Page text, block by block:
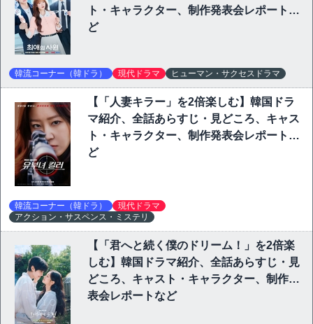
ト・キャラクター、制作発表会レポートな
ど
韓流コーナー（韓ドラ） 現代ドラマ ヒューマン・サクセスドラマ
【「人妻キラー」を2倍楽しむ】韓国ドラ
マ紹介、全話あらすじ・見どころ、キャス
ト・キャラクター、制作発表会レポートな
ど
韓流コーナー（韓ドラ）
現代ドラマ
アクション・サスペンス・ミステリ
【「君へと続く僕のドリーム！」を2倍楽
しむ】韓国ドラマ紹介、全話あらすじ・見
どころ、キャスト・キャラクター、制作発
表会レポートなど